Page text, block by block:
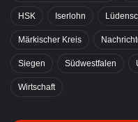
HSK Iserlohn
Märkischer Kreis
Siegen Südwestfalen
Wirtschaft